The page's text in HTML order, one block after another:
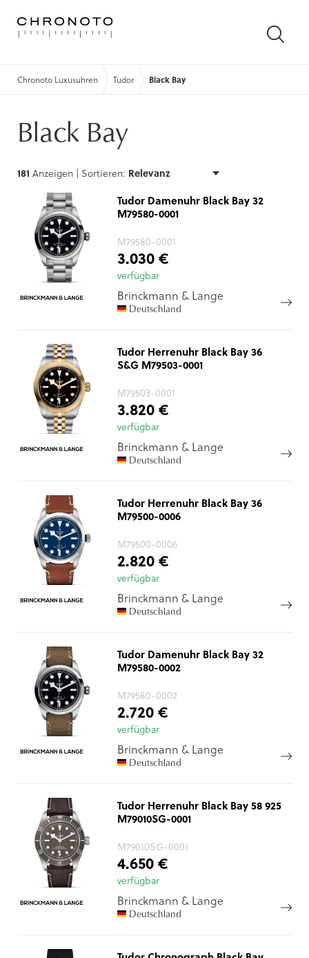
Chronoto Luxusuhren Tudor Black Bay
Black Bay
181 Anzeigen | Sortieren:
Tudor Damenuhr Black Bay 32
M79580-0001
M79580-0001
3.030 €
verfügbar
Brinckmann & Lange
Deutschland
Tudor Herrenuhr Black Bay 36
S&G M79503-0001
M79503-0001
3.820 €
verfügbar
Brinckmann & Lange
Deutschland
Tudor Herrenuhr Black Bay 36
M79500-0006
M79500-0006
2.820 €
verfügbar
Brinckmann & Lange
Deutschland
Tudor Damenuhr Black Bay 32
M79580-0002
M79580-0002
2.720 €
verfügbar
Brinckmann & Lange
Deutschland
Tudor Herrenuhr Black Bay 58 925
M79010SG-0001
M79010SG-0001
4.650 €
verfügbar
Brinckmann & Lange
Deutschland